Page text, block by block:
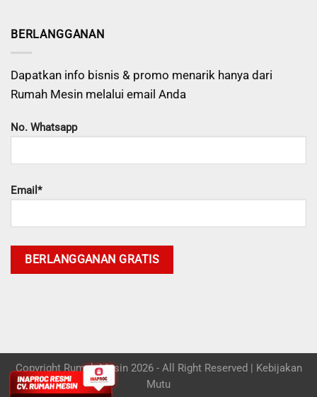
BERLANGGANAN
Dapatkan info bisnis & promo menarik hanya dari
Rumah Mesin melalui email Anda
No. Whatsapp
Email*
Copyright Rumah Mesin 2026 - All Right Reserved | Kebijakan
Mutu